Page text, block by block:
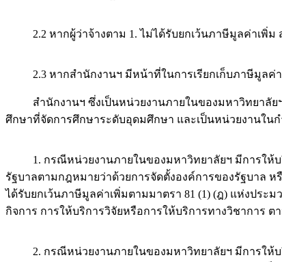
2.2 หากผู้ว่าจ้างตาม 1. ไม่ได้รับยกเว้นภาษีมูลค่าเพิ่ม
2.3 หากสำนักงานฯ มีหน้าที่ในการเรียกเก็บภาษีมูลค่าเ
สำนักงานฯ ซึ่งเป็นหน่วยงานภายในของมหาวิทยาลัยฯ
ศึกษาที่จัดการศึกษาระดับอุดมศึกษา และเป็นหน่วยงานใน
1. กรณีหน่วยงานภายในของมหาวิทยาลัยฯ มีการให้บริ
รัฐบาลตามกฎหมายว่าด้วยการจัดตั้งองค์การของรัฐบาล
ได้รับยกเว้นภาษีมูลค่าเพิ่มตามมาตรา 81 (1) (ฎ) แห่งปร
กิจการ การให้บริการวิจัยหรือการให้บริการทางวิชาการ
2. กรณีหน่วยงานภายในของมหาวิทยาลัยฯ มีการให้บริ